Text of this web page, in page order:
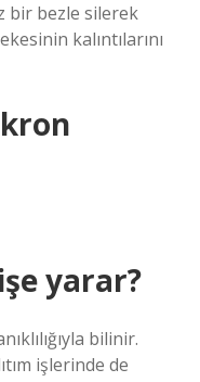
bir bezle silerek
kalıntılarını
yarar?
bilinir.
işlerinde de